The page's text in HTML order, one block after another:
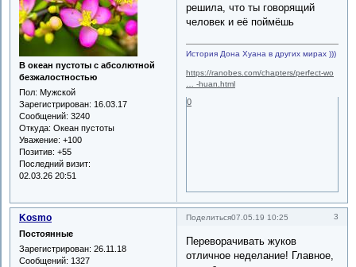
В океан пустоты с абсолютной
безжалостностью
Пол: Мужской
Зарегистрирован: 16.03.17
Сообщений: 3240
Откуда: Океан пустоты
Уважение: +100
Позитив: +55
Последний визит:
02.03.26 20:51
решила, что ты говорящий
человек и её поймёшь
История Дона Хуана в других мирах )))
https://ranobes.com/chapters/perfect-wo
… -huan.html
0
Поделиться 3
07.05.19 10:25
Kosmo
Постоянные
Зарегистрирован: 26.11.18
Сообщений: 1327
Переворачивать жуков
отличное неделание! Главное,